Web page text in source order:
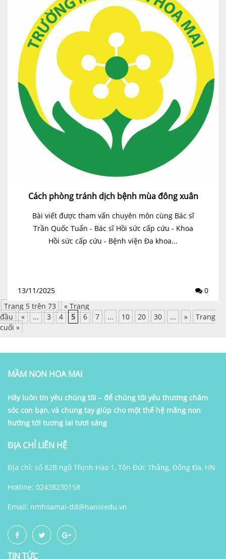
Cách phòng tránh dịch bệnh mùa đông xuân
Bài viết được tham vấn chuyên môn cùng Bác sĩ
Trần Quốc Tuấn - Bác sĩ Hồi sức cấp cứu - Khoa
Hồi sức cấp cứu - Bệnh viện Đa khoa...
13/11/2025
0
Trang 5 trên 73
« Trang
đầu
« ... 3 4 5 6 7 ... 10 20 30 ... »
Trang
cuối »
MẦM NON HOA MAI
Hãy luôn tin yêu chúng tôi – để chúng tôi yêu thương chăm
sóc con bạn, và chung tay giúp cho một thế hệ măng non
hướng tới tuơng lai tươi sáng
ĐỊA CHỈ LIÊN HỆ
Địa chỉ: số 82B ngõ Thịnh Hào 1, Tôn Đức Thắng, Đống Đa, HN
Hotline: 02438230158
Email: nmhoamai-dd@hanoiedu.vn
TIN TỨC